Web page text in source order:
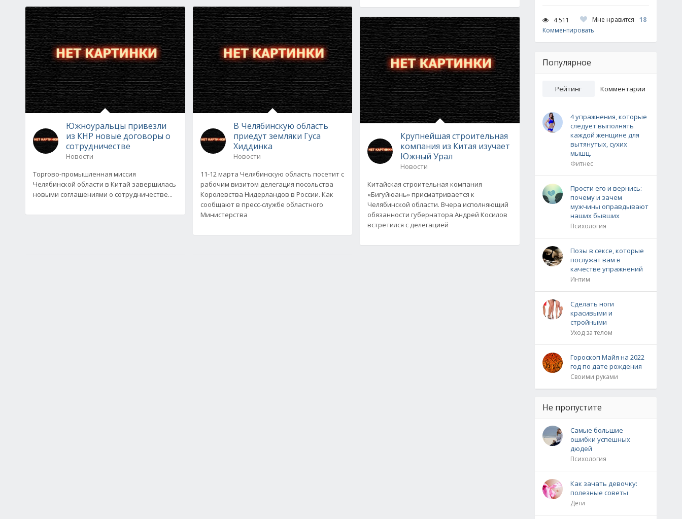
Южноуральцы привезли
из КНР новые договоры о
сотрудничестве
Новости
Торгово-промышленная миссия
Челябинской области в Китай завершилась
новыми соглашениями о сотрудничестве...
В Челябинскую область
приедут земляки Гуса
Хиддинка
Новости
11-12 марта Челябинскую область посетит с
рабочим визитом делегация посольства
Королевства Нидерландов в России. Как
сообщают в пресс-службе областного
Министерства
Крупнейшая строительная
компания из Китая изучает
Южный Урал
Новости
Китайская строительная компания
«Бигуйюань» присматривается к
Челябинской области. Вчера исполняющий
обязанности губернатора Андрей Косилов
встретился с делегацией
4 511 Мне нравится
18
Комментировать
Популярное
Рейтинг Комментарии
4 упражнения, которые
следует выполнять
каждой женщине для
вытянутых, сухих
мышц.
Фитнес
Прости его и вернись:
почему и зачем
мужчины оправдывают
наших бывших
Психология
Позы в сексе, которые
послужат вам в
качестве упражнений
Интим
Сделать ноги
красивыми и
стройными
Уход за телом
Гороскоп Майя на 2022
год по дате рождения
Своими руками
Не пропустите
Самые большие
ошибки успешных
дюдей
Психология
Как зачать девочку:
полезные советы
Дети